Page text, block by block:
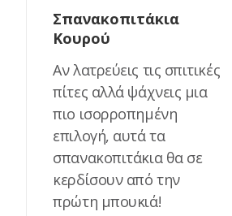
Σπανακοπιτάκια
Κουρού
Αν λατρεύεις τις σπιτικές
πίτες αλλά ψάχνεις μια
πιο ισορροπημένη
επιλογή, αυτά τα
σπανακοπιτάκια θα σε
κερδίσουν από την
πρώτη μπουκιά!